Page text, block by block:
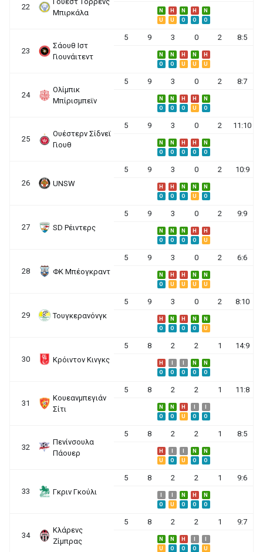
22
Μπιρκάλα
N H N H
N
U
U O O O
23
Σάουθ Ιστ
Γιουνάιτεντ
5 9 3 0 2 8:5
N N H N
H
O
O U U U
24
Ολίμπικ
Μπίρισμπεϊν
5 9 3 0 2 8:7
N N H H
N
O
O O U O
25
Ουέστερν Σίδνεϊ
Γιουθ
5 9 3 0 2 11:10
N N H H
N
O
O O O O
26 UNSW
5 9 3 0 2 10:9
H H N N
N
O
O O U O
27 SD Ρέιντερς
5 9 3 0 2 9:9
N N N H
H
O
O O O U
28 ΦΚ Μπέογκραντ
5 9 3 0 2 6:6
N H H N
N
O
U U U U
29 Τουγκερανόνγκ
5 9 3 0 2 8:10
H N H N
N
O
O O O U
30 Κρόιντον Κινγκς
5 8 2 2 1 14:9
H N
N
O
O O O O
31
Κουεανμπεγιάν
Σίτι
5 8 2 2 1 11:8
N N H
O
O U O O
32
Πενίνσουλα
Πάουερ
5 8 2 2 1 8:5
H N
N
U
O U O O
33 Γκριν Γκούλι
5 8 2 2 1 9:6
N H
N
O
U O O O
34
Κλάρενς
Ζίμπρας
5 8 2 2 1 9:7
N N H
U
O O O U